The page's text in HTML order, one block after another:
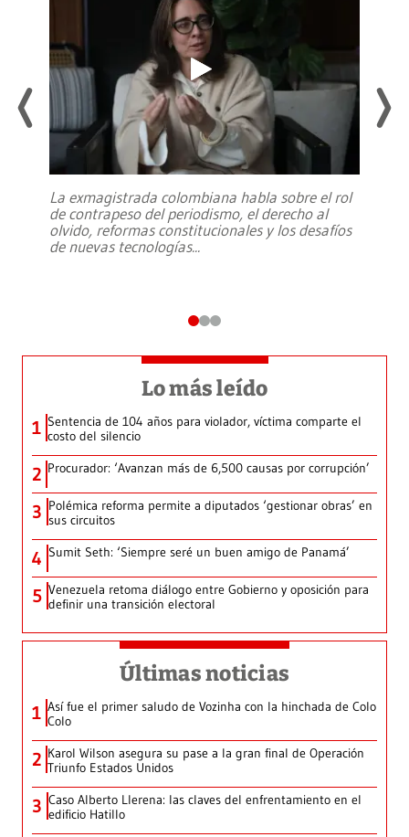
La exmagistrada colombiana habla sobre el rol
de contrapeso del periodismo, el derecho al
olvido, reformas constitucionales y los desafíos
de nuevas tecnologías...
Lo más leído
1 Sentencia de 104 años para violador, víctima comparte el
costo del silencio
2 Procurador: ‘Avanzan más de 6,500 causas por corrupción’
3 Polémica reforma permite a diputados ‘gestionar obras’ en
sus circuitos
4 Sumit Seth: ‘Siempre seré un buen amigo de Panamá’
5 Venezuela retoma diálogo entre Gobierno y oposición para
definir una transición electoral
Últimas noticias
1 Así fue el primer saludo de Vozinha con la hinchada de Colo
Colo
2 Karol Wilson asegura su pase a la gran final de Operación
Triunfo Estados Unidos
3 Caso Alberto Llerena: las claves del enfrentamiento en el
edificio Hatillo